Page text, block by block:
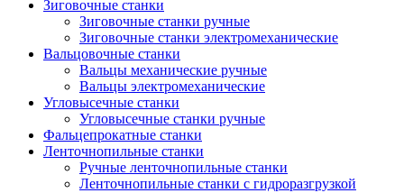
Зиговочные станки
Зиговочные станки ручные
Зиговочные станки электромеханические
Вальцовочные станки
Вальцы механические ручные
Вальцы электромеханические
Угловысечные станки
Угловысечные станки ручные
Фальцепрокатные станки
Ленточнопильные станки
Ручные ленточнопильные станки
Ленточнопильные станки с гидроразгрузкой